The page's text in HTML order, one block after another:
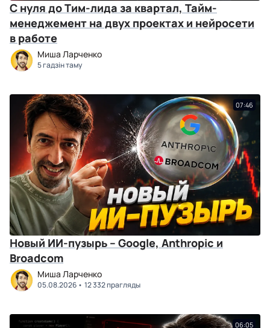
С нуля до Тим-лида за квартал, Тайм-
менеджемент на двух проектах и нейросети
в работе
Миша Ларченко
5 гадзін таму
07:46
Новый ИИ-пузырь – Google, Anthropic и
Broadcom
Миша Ларченко
05.08.2026 12 332 прагляды
06:05